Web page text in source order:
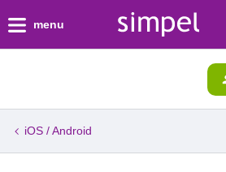
menu
iOS / Android